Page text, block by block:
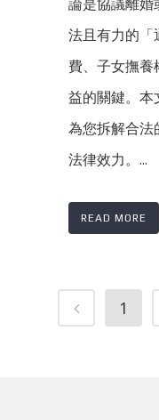
法且有力的「
費、子女撫
益的關鍵。本
為您拆解合法
法律效力。...
READ MORE
1